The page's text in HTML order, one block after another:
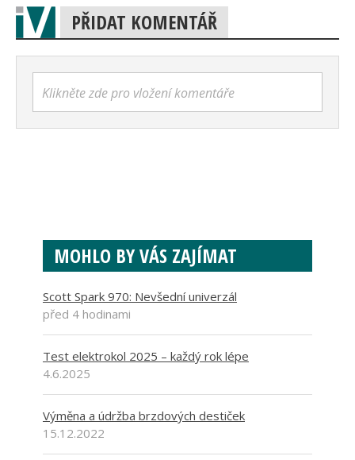
PŘIDAT KOMENTÁŘ
Klikněte zde pro vložení komentáře
MOHLO BY VÁS ZAJÍMAT
Scott Spark 970: Nevšední univerzál
před 4 hodinami
Test elektrokol 2025 – každý rok lépe
4.6.2025
Výměna a údržba brzdových destiček
15.12.2022